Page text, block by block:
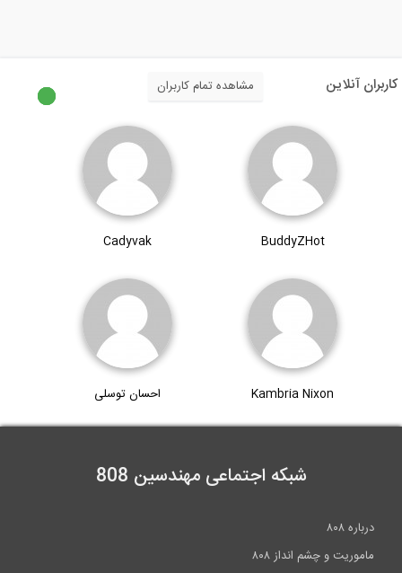
کاربران آنلاین مشاهده تمام کاربران
BuddyZHot
Cadyvak
Kambria Nixon احسان توسلی
شبکه اجتماعی مهندسین 808
درباره ۸۰۸
ماموریت و چشم انداز ۸۰۸